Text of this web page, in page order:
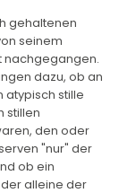
gehaltenen
seinem
nachgegangen.
dazu, ob an
atypisch stille
stillen
den oder
"nur" der
ob ein
alleine der